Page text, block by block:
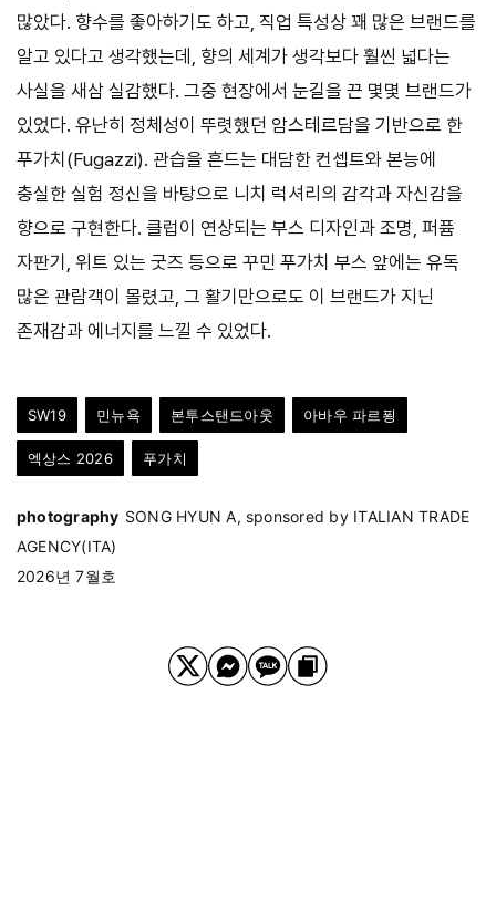
많았다. 향수를 좋아하기도 하고, 직업 특성상 꽤 많은 브랜드를
알고 있다고 생각했는데, 향의 세계가 생각보다 훨씬 넓다는
사실을 새삼 실감했다. 그중 현장에서 눈길을 끈 몇몇 브랜드가
있었다. 유난히 정체성이 뚜렷했던 암스테르담을 기반으로 한
푸가치(Fugazzi). 관습을 흔드는 대담한 컨셉트와 본능에
충실한 실험 정신을 바탕으로 니치 럭셔리의 감각과 자신감을
향으로 구현한다. 클럽이 연상되는 부스 디자인과 조명, 퍼퓸
자판기, 위트 있는 굿즈 등으로 꾸민 푸가치 부스 앞에는 유독
많은 관람객이 몰렸고, 그 활기만으로도 이 브랜드가 지닌
존재감과 에너지를 느낄 수 있었다.
SW19 민뉴욕 본투스탠드아웃 아바우 파르푕
엑상스 2026 푸가치
photography SONG HYUN A, sponsored by ITALIAN TRADE
AGENCY(ITA)
2026년 7월호